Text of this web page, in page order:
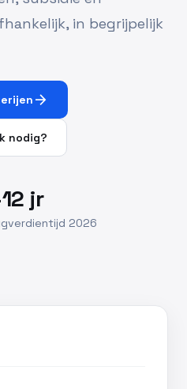
in begrijpelijk
arrow_forward
nodig?
jr
2026